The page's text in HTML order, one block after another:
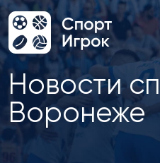
Новости
Воронеже